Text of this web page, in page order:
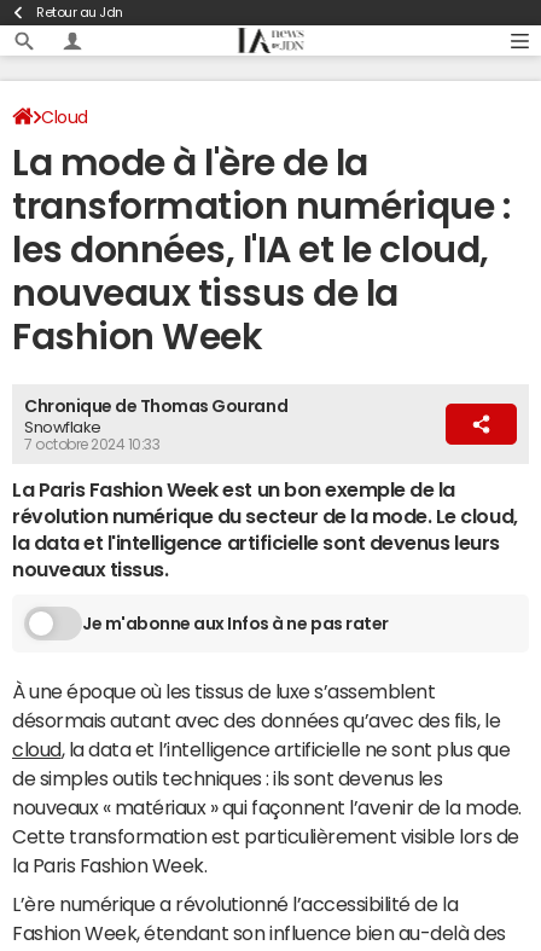
Retour au Jdn
Cloud
La mode à l'ère de la
transformation numérique :
les données, l'IA et le cloud,
nouveaux tissus de la
Fashion Week
Chronique de Thomas Gourand
Snowflake
7 octobre 2024 10:33
La Paris Fashion Week est un bon exemple de la
révolution numérique du secteur de la mode. Le cloud,
la data et l'intelligence artificielle sont devenus leurs
nouveaux tissus.
Je m'abonne aux Infos à ne pas rater
À une époque où les tissus de luxe s’assemblent
désormais autant avec des données qu’avec des fils, le
cloud, la data et l’intelligence artificielle ne sont plus que
de simples outils techniques : ils sont devenus les
nouveaux « matériaux » qui façonnent l’avenir de la mode.
Cette transformation est particulièrement visible lors de
la Paris Fashion Week.
L’ère numérique a révolutionné l’accessibilité de la
Fashion Week, étendant son influence bien au-delà des